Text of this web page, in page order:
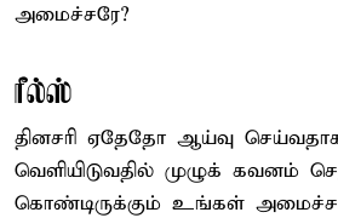
அமைச்சரே?
ரீல்ஸ்
தினசரி ஏதேதோ ஆய்வு
வெளியிடுவதில் முழுக் கவனம்
கொண்டிருக்கும் உங்கள்